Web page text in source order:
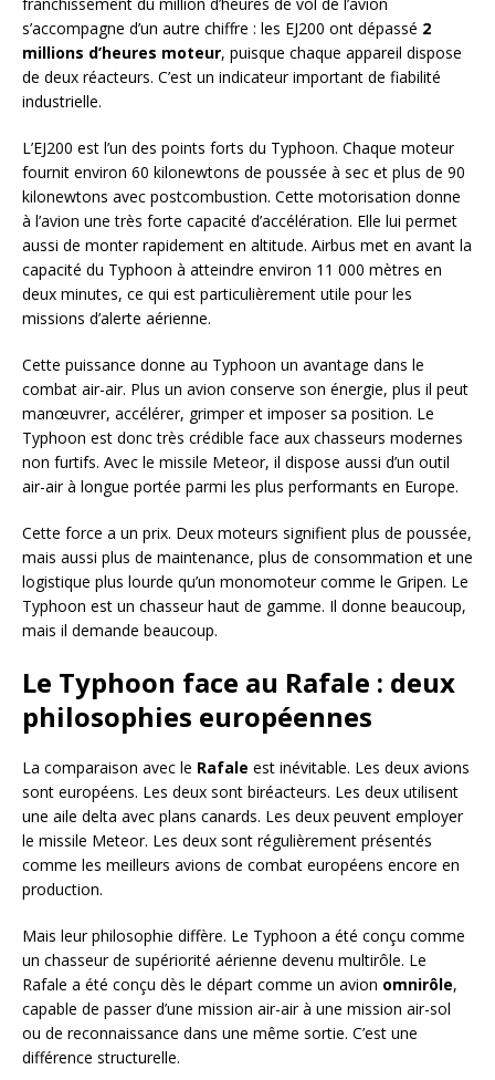
s’accompagne d’un autre chiffre : les EJ200 ont dépassé 2
millions d’heures moteur, puisque chaque appareil dispose
de deux réacteurs. C’est un indicateur important de fiabilité
industrielle.
L’EJ200 est l’un des points forts du Typhoon. Chaque moteur
fournit environ 60 kilonewtons de poussée à sec et plus de 90
kilonewtons avec postcombustion. Cette motorisation donne
à l’avion une très forte capacité d’accélération. Elle lui permet
aussi de monter rapidement en altitude. Airbus met en avant la
capacité du Typhoon à atteindre environ 11 000 mètres en
deux minutes, ce qui est particulièrement utile pour les
missions d’alerte aérienne.
Cette puissance donne au Typhoon un avantage dans le
combat air-air. Plus un avion conserve son énergie, plus il peut
manœuvrer, accélérer, grimper et imposer sa position. Le
Typhoon est donc très crédible face aux chasseurs modernes
non furtifs. Avec le missile Meteor, il dispose aussi d’un outil
air-air à longue portée parmi les plus performants en Europe.
Cette force a un prix. Deux moteurs signifient plus de poussée,
mais aussi plus de maintenance, plus de consommation et une
logistique plus lourde qu’un monomoteur comme le Gripen. Le
Typhoon est un chasseur haut de gamme. Il donne beaucoup,
mais il demande beaucoup.
Le Typhoon face au Rafale : deux
philosophies européennes
La comparaison avec le Rafale est inévitable. Les deux avions
sont européens. Les deux sont biréacteurs. Les deux utilisent
une aile delta avec plans canards. Les deux peuvent employer
le missile Meteor. Les deux sont régulièrement présentés
comme les meilleurs avions de combat européens encore en
production.
Mais leur philosophie diffère. Le Typhoon a été conçu comme
un chasseur de supériorité aérienne devenu multirôle. Le
Rafale a été conçu dès le départ comme un avion omnirôle,
capable de passer d’une mission air-air à une mission air-sol
ou de reconnaissance dans une même sortie. C’est une
différence structurelle.